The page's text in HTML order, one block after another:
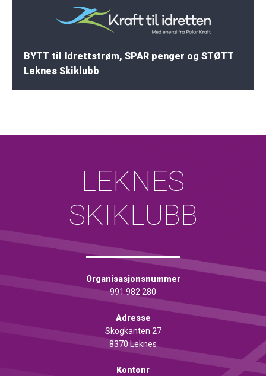
BYTT til Idrettstrøm, SPAR penger og STØTT
Leknes Skiklubb
LEKNES
SKIKLUBB
Organisasjonsnummer
991 982 280
Adresse
Skogkanten 27
8370 Leknes
Kontonr